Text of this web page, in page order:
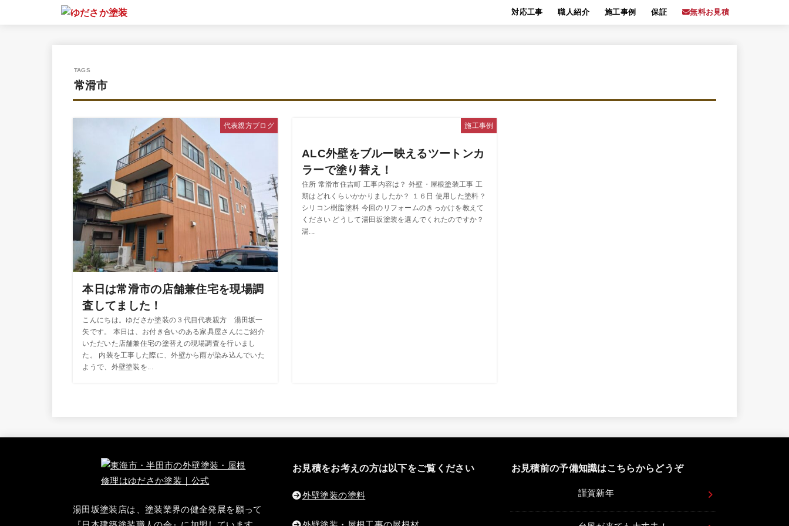
対応工事 職人紹介 施工事例 保証 無料お見積
常滑市
代表親方ブログ
本日は常滑市の店舗兼住宅を現場調
査してました！
こんにちは。ゆださか塗装の３代目代表親方 湯田坂一
矢です。 本日は、お付き合いのある家具屋さんにご紹介
いただいた店舗兼住宅の塗替えの現場調査を行いまし
た。 内装を工事した際に、外壁から雨が染み込んでいた
ようで、外壁塗装を...
施工事例
ALC外壁をブルー映えるツートンカ
ラーで塗り替え！
住所 常滑市住吉町 工事内容は？ 外壁・屋根塗装工事 工
期はどれくらいかかりましたか？ １６日 使用した塗料？
シリコン樹脂塗料 今回のリフォームのきっかけを教えて
ください どうして湯田坂塗装を選んでくれたのですか？
湯...
湯田坂塗装店は、塗装業界の健全発展を願って
お見積をお考えの方は以下をご覧ください
外壁塗装の塗料
お見積前の予備知識はこちらからどうぞ
謹賀新年